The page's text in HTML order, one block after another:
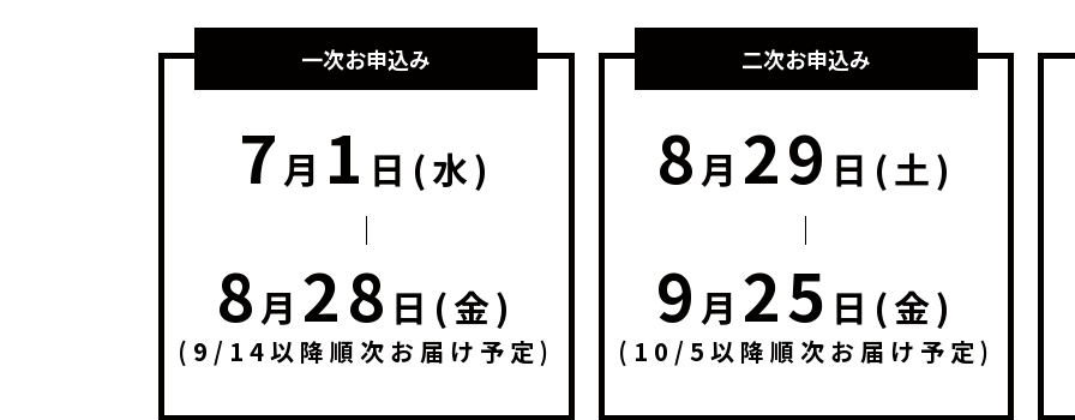
一次お申込み
7月 1 日(水)
8月 28 日(金)
(9/14以降順次お届け予定)
二次お申込み
8月 29 日(土)
9 月 25 日(金)
(10/5以降順次お届け予定)